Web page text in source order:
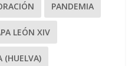
PANDEMIA
LEÓN XIV
(HUELVA)